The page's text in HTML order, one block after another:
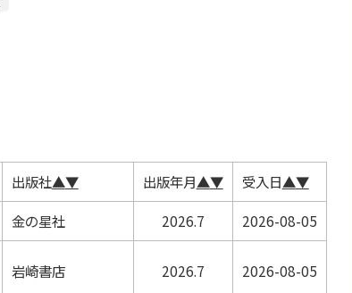
出版社▲▼ 出版年月▲▼ 受入日▲▼
金の星社 2026.7 2026-08-05
岩崎書店 2026.7 2026-08-05